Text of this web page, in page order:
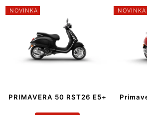
NOVINKA
PRIMAVERA 50 RST26 E5+
NOVINKA